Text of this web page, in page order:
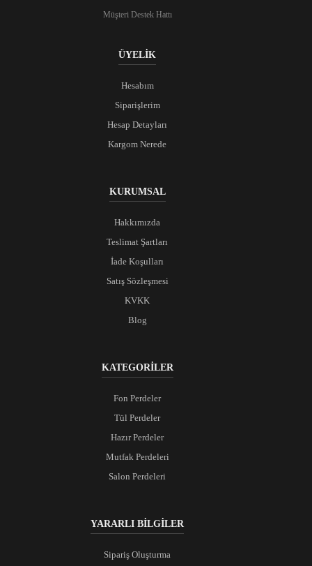
Müşteri Destek Hattı
ÜYELİK
Hesabım
Siparişlerim
Hesap Detayları
Kargom Nerede
KURUMSAL
Hakkımızda
Teslimat Şartları
İade Koşulları
Satış Sözleşmesi
KVKK
Blog
KATEGORİLER
Fon Perdeler
Tül Perdeler
Hazır Perdeler
Mutfak Perdeleri
Salon Perdeleri
YARARLI BİLGİLER
Sipariş Oluşturma